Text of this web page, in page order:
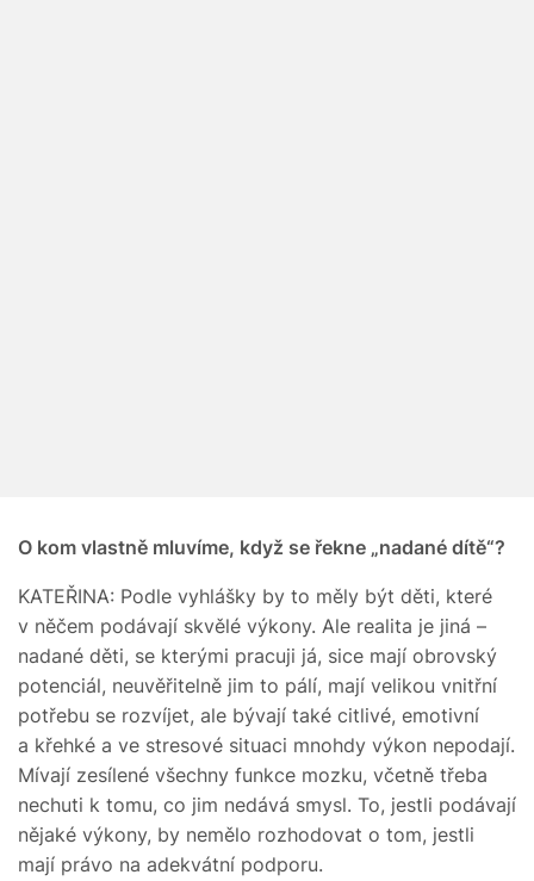
O kom vlastně mluvíme, když se řekne „nadané dítě“?
KATEŘINA: Podle vyhlášky by to měly být děti, které
v něčem podávají skvělé výkony. Ale realita je jiná –
nadané děti, se kterými pracuji já, sice mají obrovský
potenciál, neuvěřitelně jim to pálí, mají velikou vnitřní
potřebu se rozvíjet, ale bývají také citlivé, emotivní
a křehké a ve stresové situaci mnohdy výkon nepodají.
Mívají zesílené všechny funkce mozku, včetně třeba
nechuti k tomu, co jim nedává smysl. To, jestli podávají
nějaké výkony, by nemělo rozhodovat o tom, jestli
mají právo na adekvátní podporu.